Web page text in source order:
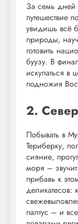
За семь дней
путешествие
увидишь всё
природы,
готовить
буузу. В
искупаться в
подножия
2.
Побывать в
Териберку,
сияние,
моря –
прибавь к
деликатесов:
палтус – и